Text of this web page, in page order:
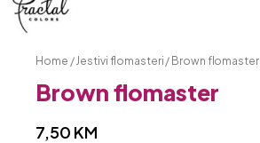
Home / Jestivi flomasteri / Brown flomaster
Brown flomaster
7,50 KM